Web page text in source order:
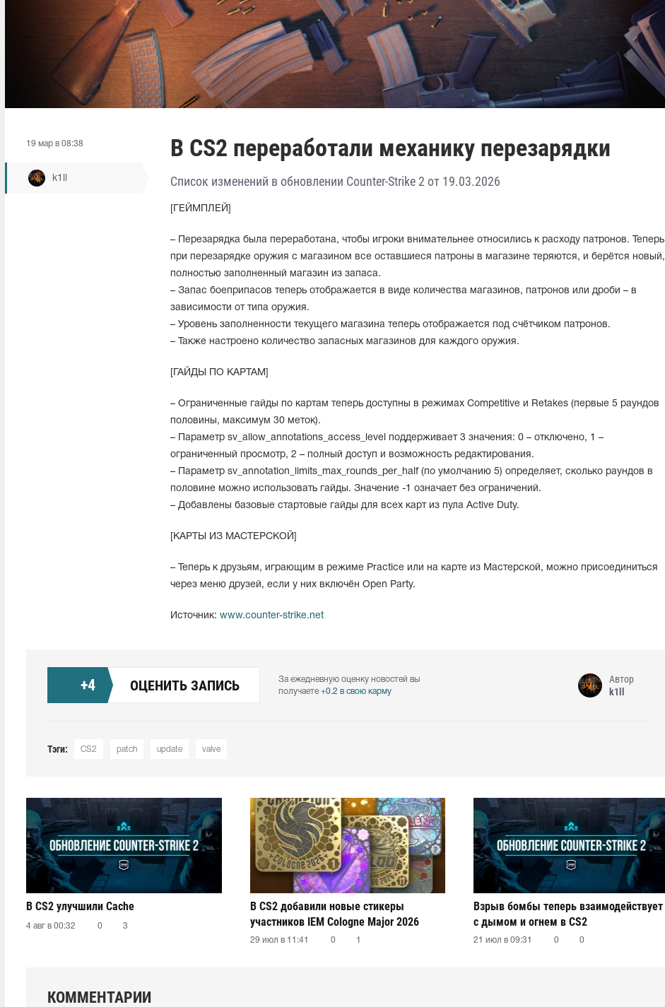
19 мар в 08:38
k1ll
В CS2 переработали механику перезарядки
Список изменений в обновлении Counter-Strike 2 от 19.03.2026
[ГЕЙМПЛЕЙ]
– Перезарядка была переработана, чтобы игроки внимательнее относились к расходу патронов. Теперь
при перезарядке оружия с магазином все оставшиеся патроны в магазине теряются, и берётся новый,
полностью заполненный магазин из запаса.
– Запас боеприпасов теперь отображается в виде количества магазинов, патронов или дроби – в
зависимости от типа оружия.
– Уровень заполненности текущего магазина теперь отображается под счётчиком патронов.
– Также настроено количество запасных магазинов для каждого оружия.
[ГАЙДЫ ПО КАРТАМ]
– Ограниченные гайды по картам теперь доступны в режимах Competitive и Retakes (первые 5 раундов
половины, максимум 30 меток).
– Параметр sv_allow_annotations_access_level поддерживает 3 значения: 0 – отключено, 1 –
ограниченный просмотр, 2 – полный доступ и возможность редактирования.
– Параметр sv_annotation_limits_max_rounds_per_half (по умолчанию 5) определяет, сколько раундов в
половине можно использовать гайды. Значение -1 означает без ограничений.
– Добавлены базовые стартовые гайды для всех карт из пула Active Duty.
[КАРТЫ ИЗ МАСТЕРСКОЙ]
– Теперь к друзьям, играющим в режиме Practice или на карте из Мастерской, можно присоединиться
через меню друзей, если у них включён Open Party.
Источник: www.counter-strike.net
+4 ОЦЕНИТЬ ЗАПИСЬ
За ежедневную оценку новостей вы
получаете +0.2 в свою карму
Автор
k1ll
Тэги: CS2 patch update valve
В CS2 улучшили Cache
4 авг в 00:32 0 3
В CS2 добавили новые стикеры
участников IEM Cologne Major 2026
29 июл в 11:41 0 1
Взрыв бомбы теперь взаимодействует
с дымом и огнем в CS2
21 июл в 09:31 0 0
КОММЕНТАРИИ